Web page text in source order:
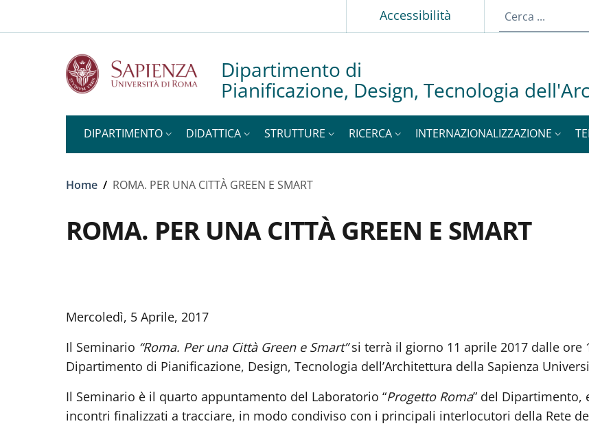
Accessibilità
Dipartimento di
Pianificazione, Design, Tecnologia
DIPARTIMENTO DIDATTICA STRUTTURE RICERCA INTERNAZIONALIZZAZIONE
Briciole di pane
Home / ROMA. PER UNA CITTÀ GREEN E SMART
ROMA. PER UNA CITTÀ GREEN E SMART
Mercoledì, 5 Aprile, 2017
Il Seminario “Roma. Per una Città Green e Smart”si terrà il giorno 11 aprile 2017 dalle ore
Dipartimento di Pianificazione, Design, Tecnologia dell’Architettura della Sapienza
Il Seminario è il quarto appuntamento del Laboratorio “Progetto Roma” del Dipartimento,
incontri finalizzati a tracciare, in modo condiviso con i principali interlocutori della Rete